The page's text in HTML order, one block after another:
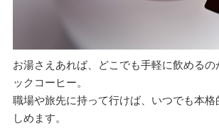
お湯さえあれば、どこでも手軽に飲める
ックコーヒー。
職場や旅先に持って行けば、いつでも本格
しめます。